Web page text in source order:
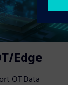
Edge
OT Data